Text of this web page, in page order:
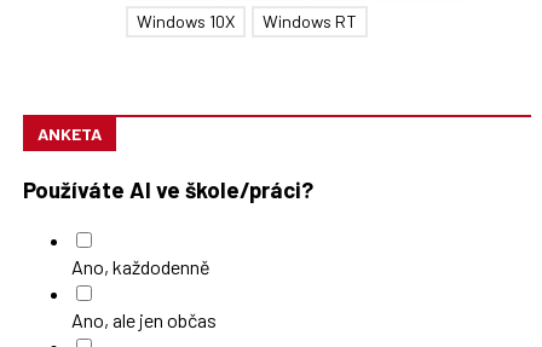
Windows 10X
Windows RT
ANKETA
Používáte AI ve škole/práci?
Ano, každodenně
Ano, ale jen občas